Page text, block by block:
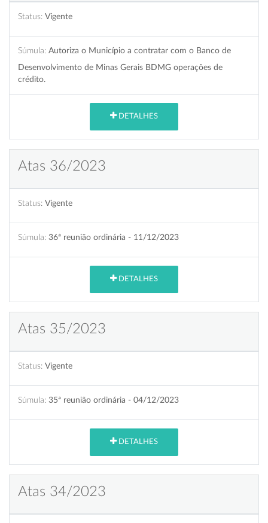
Status: Vigente
Súmula: Autoriza o Município a contratar com o Banco de
Desenvolvimento de Minas Gerais BDMG operações de
crédito.
DETALHES
Atas 36/2023
Status: Vigente
Súmula: 36ª reunião ordinária - 11/12/2023
DETALHES
Atas 35/2023
Status: Vigente
Súmula: 35ª reunião ordinária - 04/12/2023
DETALHES
Atas 34/2023